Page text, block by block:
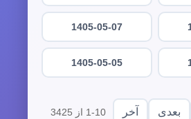
1405-05-07
1405-05-05
بعدی آخر 1-10 از 3425